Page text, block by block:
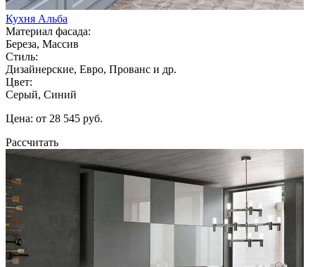
Кухня Альба
Материал фасада:
Береза, Массив
Стиль:
Дизайнерские, Евро, Прованс и др.
Цвет:
Серый, Синий
Цена: от 28 545 руб.
Рассчитать